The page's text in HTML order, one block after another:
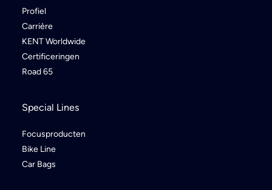
Profiel
Carrière
KENT Worldwide
Certificeringen
Road 65
Special Lines
Focusproducten
Bike Line
Car Bags